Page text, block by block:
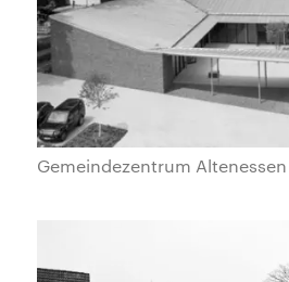
Gemeindezentrum Altenessen